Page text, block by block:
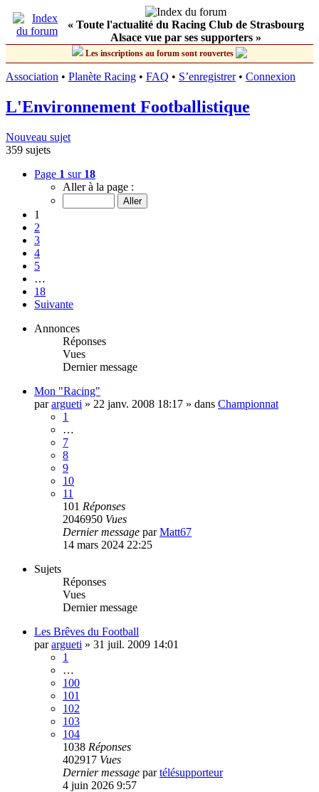
« Toute l'actualité du Racing Club de Strasbourg
Alsace vue par ses supporters »
Les inscriptions au forum sont rouvertes
Association • Planète Racing • FAQ • S’enregistrer• Connexion
L'Environnement Footballistique
Nouveau sujet
359 sujets
Page 1 sur 18
Aller à la page :
1
2
3
4
5
…
18
Suivante
Annonces
Réponses
Vues
Dernier message
Mon "Racing"
parargueti » 22 janv. 2008 18:17 » dans Championnat
1
…
7
8
9
10
11
101 Réponses
2046950 Vues
Dernier message parMatt67
14 mars 2024 22:25
Sujets
Réponses
Vues
Dernier message
Les Brêves du Football
parargueti » 31 juil. 2009 14:01
1
…
100
101
102
103
104
1038 Réponses
402917 Vues
Dernier message partélésupporteur
4 juin 2026 9:57